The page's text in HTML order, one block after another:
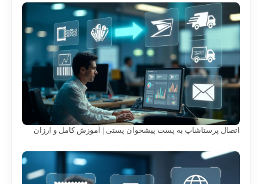
اتصال پرستاشاپ به پست پیشخوان پستی | آموزش کامل و ارزان